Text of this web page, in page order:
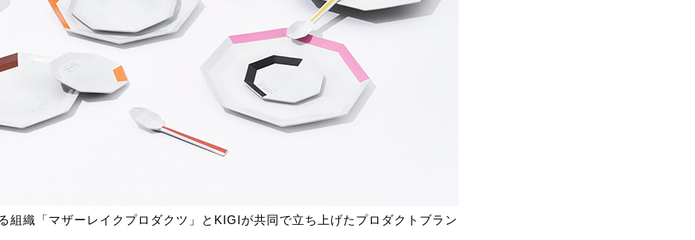
組織「マザーレイクプロダクツ」とKIGIが共同で立ち上げたプロダクトブラン